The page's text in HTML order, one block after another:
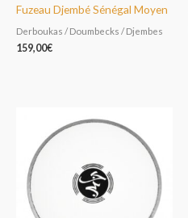
Fuzeau Djembé Sénégal Moyen
Derboukas / Doumbecks / Djembes
159,00€